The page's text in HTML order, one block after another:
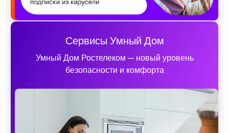
Сервисы Умный Дом
Умный Дом Ростелеком — новый уровень
безопасности и комфорта